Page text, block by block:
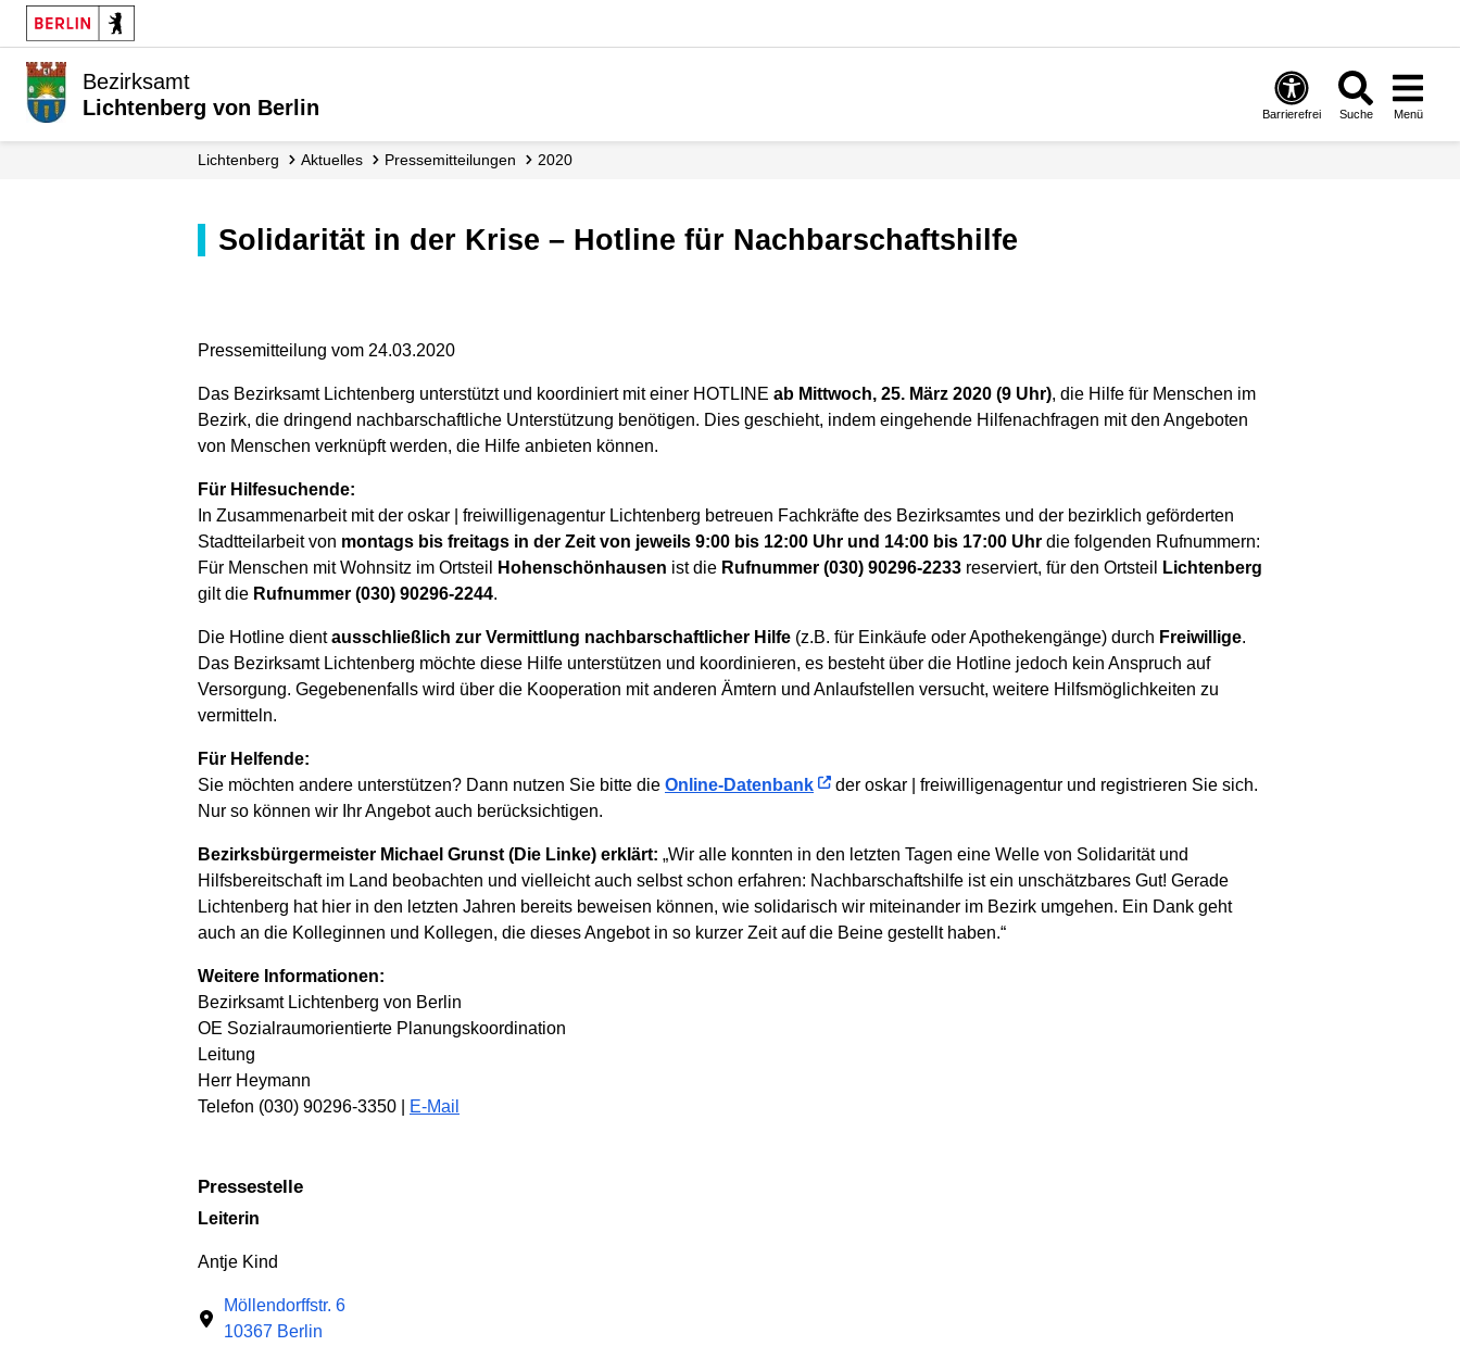
Bezirksamt
Lichtenberg von Berlin
Barrierefrei Suche Menü
Lichtenberg Aktuelles Presse­mitteilungen 2020
Solidarität in der Krise – Hotline für Nachbarschaftshilfe
Pressemitteilung vom 24.03.2020
Das Bezirksamt Lichtenberg unterstützt und koordiniert mit einer HOTLINE ab Mittwoch, 25. März 2020 (9 Uhr), die Hilfe für Menschen im
Bezirk, die dringend nachbarschaftliche Unterstützung benötigen. Dies geschieht, indem eingehende Hilfenachfragen mit den Angeboten
von Menschen verknüpft werden, die Hilfe anbieten können.
Für Hilfesuchende:
In Zusammenarbeit mit der oskar | freiwilligenagentur Lichtenberg betreuen Fachkräfte des Bezirksamtes und der bezirklich geförderten
Stadtteilarbeit von montags bis freitags in der Zeit von jeweils 9:00 bis 12:00 Uhr und 14:00 bis 17:00 Uhr die folgenden Rufnummern:
Für Menschen mit Wohnsitz im Ortsteil
Hohenschönhausen ist die Rufnummer (030) 90296-2233 reserviert, für den Ortsteil
Lichtenberg
gilt die Rufnummer (030) 90296-2244.
Die Hotline dientausschließlich zur Vermittlung nachbarschaftlicher Hilfe (z.B. für Einkäufe oder Apothekengänge) durch Freiwillige.
Das Bezirksamt Lichtenberg möchte diese Hilfe unterstützen und koordinieren, es besteht über die Hotline jedoch kein Anspruch auf
Versorgung. Gegebenenfalls wird über die Kooperation mit anderen Ämtern und Anlaufstellen versucht, weitere Hilfsmöglichkeiten zu
vermitteln.
Für Helfende:
Sie möchten andere unterstützen? Dann nutzen Sie bitte die Online-Datenbank
der oskar | freiwilligenagentur und registrieren Sie sich.
Nur so können wir Ihr Angebot auch berücksichtigen.
Bezirksbürgermeister Michael Grunst (Die Linke) erklärt: „Wir alle konnten in den letzten Tagen eine Welle von Solidarität und
Hilfsbereitschaft im Land beobachten und vielleicht auch selbst schon erfahren: Nachbarschaftshilfe ist ein unschätzbares Gut! Gerade
Lichtenberg hat hier in den letzten Jahren bereits beweisen können, wie solidarisch wir miteinander im Bezirk umgehen. Ein Dank geht
auch an die Kolleginnen und Kollegen, die dieses Angebot in so kurzer Zeit auf die Beine gestellt haben.“
Weitere Informationen:
Bezirksamt Lichtenberg von Berlin
OE Sozialraumorientierte Planungskoordination
Leitung
Herr Heymann
Telefon (030) 90296-3350 |
E-Mail
Pressestelle
Leiterin
Antje Kind
Möllendorffstr. 6
10367 Berlin